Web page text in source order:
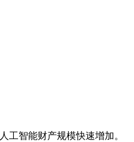
智能财产规模快速增加。